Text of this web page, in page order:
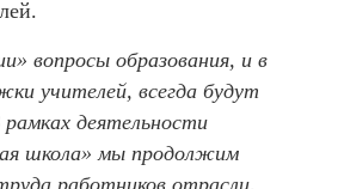
вопросы образования, и в
учителей, всегда будут
деятельности
школа» мы продолжим
работников отрасли,